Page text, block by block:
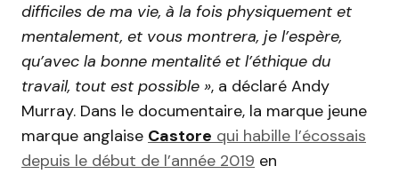
difficiles de ma vie, à la fois physiquement et
mentalement, et vous montrera, je l’espère,
qu’avec la bonne mentalité et l’éthique du
travail, tout est possible », a déclaré Andy
Murray. Dans le documentaire, la marque jeune
marque anglaise Castore qui habille l’écossais
depuis le début de l’année 2019 en